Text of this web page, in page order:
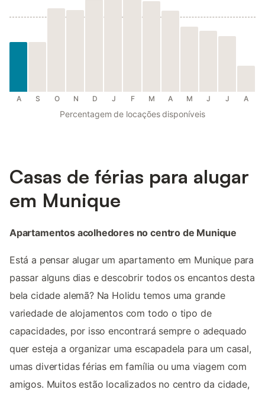
A S O N D J F M A M J J A
Percentagem de locações disponíveis
Casas de férias para alugar
em Munique
Apartamentos acolhedores no centro de Munique
Está a pensar alugar um apartamento em Munique para
passar alguns dias e descobrir todos os encantos desta
bela cidade alemã? Na Holidu temos uma grande
variedade de alojamentos com todo o tipo de
capacidades, por isso encontrará sempre o adequado
quer esteja a organizar uma escapadela para um casal,
umas divertidas férias em família ou uma viagem com
amigos. Muitos estão localizados no centro da cidade,